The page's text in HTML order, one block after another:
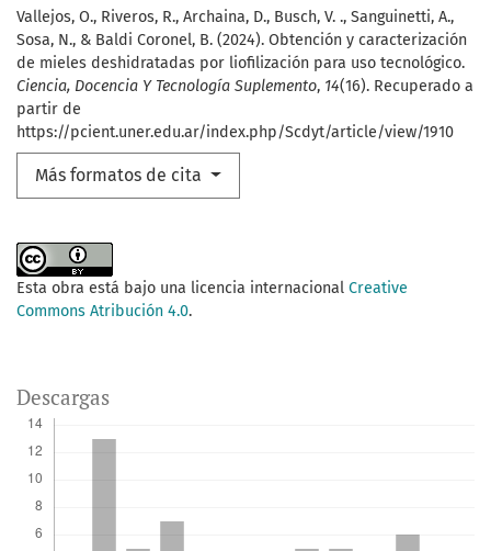
Vallejos, O., Riveros, R., Archaina, D., Busch, V. ., Sanguinetti, A.,
Sosa, N., & Baldi Coronel, B. (2024). Obtención y caracterización
de mieles deshidratadas por liofilización para uso tecnológico.
Ciencia, Docencia Y Tecnología Suplemento, 14(16). Recuperado a
partir de
https://pcient.uner.edu.ar/index.php/Scdyt/article/view/1910
Más formatos de cita
Esta obra está bajo una licencia internacional Creative
Commons Atribución 4.0.
Descargas